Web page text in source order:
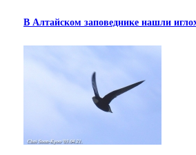
В Алтайском заповеднике нашли